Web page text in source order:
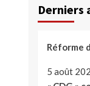
Derniers
Réforme
5 août